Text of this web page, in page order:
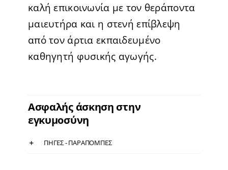
καλή επικοινωνία με τον θεράποντα
μαιευτήρα και η στενή επίβλεψη
από τον άρτια εκπαιδευμένο
καθηγητή φυσικής αγωγής.
Ασφαλής άσκηση στην
εγκυμοσύνη
ΠΗΓΕΣ - ΠΑΡΑΠΟΜΠΕΣ